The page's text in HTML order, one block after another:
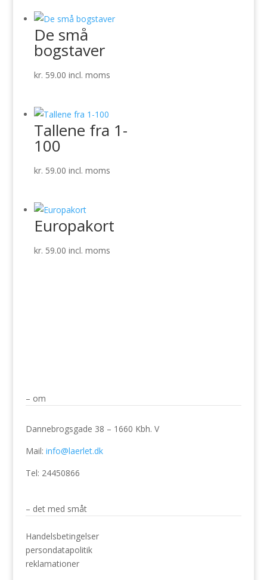
De små
bogstaver
kr. 59.00 incl. moms
Tallene fra 1-
100
kr. 59.00 incl. moms
Europakort
kr. 59.00 incl. moms
– om
Dannebrogsgade 38 – 1660 Kbh. V
Mail: info@laerlet.dk
Tel: 24450866
– det med småt
Handelsbetingelser
persondatapolitik
reklamationer